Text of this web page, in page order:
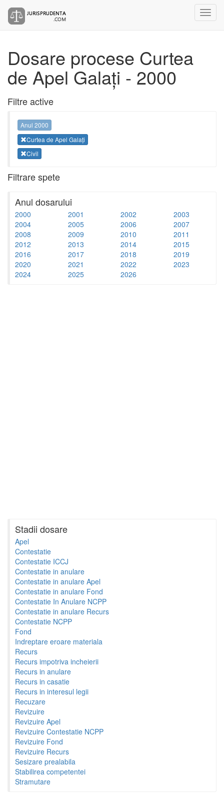
Dosare procese Curtea
de Apel Galați - 2000
Filtre active
Anul 2000
Curtea de Apel Galați
Civil
Filtrare spete
Anul dosarului
2000 2001 2002
2003
2004
2005 2006
2007
2008
2009 2010
2011
2012
2013 2014
2015
2016
2017 2018
2019
2020
2021 2022
2023
2024
2025 2026
Stadii dosare
Apel
Contestatie
Contestatie ICCJ
Contestatie in anulare
Contestatie in anulare Apel
Contestatie in anulare Fond
Contestatie In Anulare NCPP
Contestatie in anulare Recurs
Contestatie NCPP
Fond
Indreptare eroare materiala
Recurs
Recurs impotriva incheierii
Recurs in anulare
Recurs in casatie
Recurs in interesul legii
Recuzare
Revizuire
Revizuire Apel
Revizuire Contestatie NCPP
Revizuire Fond
Revizuire Recurs
Sesizare prealabila
Stabilirea competentei
Stramutare